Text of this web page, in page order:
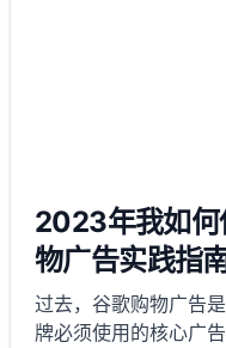
2023年我如何
物广告实践指
过去，谷歌购物广告
牌必须使用的核心广